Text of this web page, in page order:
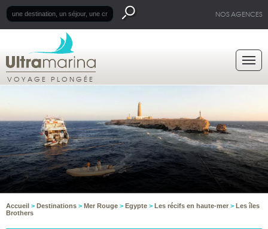
NOS AGENCES
VOYAGE PLONGÉE
Accueil > Destinations > Mer Rouge > Egypte > Les récifs en haute-mer > Les îles
Brothers